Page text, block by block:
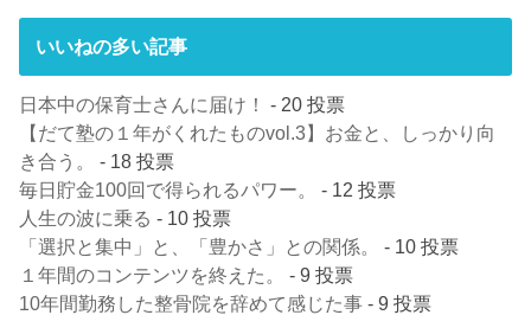
いいねの多い記事
日本中の保育士さんに届け！
- 20 投票
【だて塾の１年がくれたものvol.3】お金と、しっかり向
き合う。
- 18 投票
毎日貯金100回で得られるパワー。
- 12 投票
人生の波に乗る - 10 投票
「選択と集中」と、「豊かさ」との関係。
- 10 投票
１年間のコンテンツを終えた。
- 9 投票
10年間勤務した整骨院を辞めて感じた事 - 9 投票